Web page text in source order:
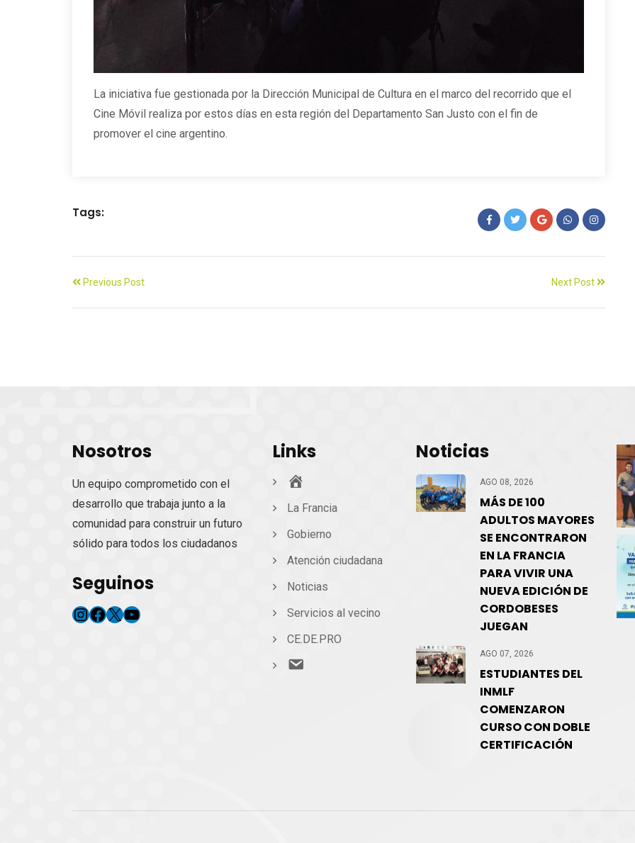
La iniciativa fue gestionada por la Dirección Municipal de Cultura en el marco del recorrido que el
Cine Móvil realiza por estos días en esta región del Departamento San Justo con el fin de
promover el cine argentino.
Tags:
Previous Post Next Post
Nosotros
Un equipo comprometido con el
desarrollo que trabaja junto a la
comunidad para construir un futuro
sólido para todos los ciudadanos
Seguinos
Instagram
Facebook
X YouTube
Links
La Francia
Gobierno
Atención ciudadana
Noticias
Servicios al vecino
CE.DE.PRO
Contacto
Noticias
AGO 08, 2026
MÁS DE 100
ADULTOS MAYORES
SE ENCONTRARON
EN LA FRANCIA
PARA VIVIR UNA
NUEVA EDICIÓN DE
CORDOBESES
JUEGAN
AGO 07, 2026
ESTUDIANTES DEL
INMLF
COMENZARON
CURSO CON DOBLE
CERTIFICACIÓN